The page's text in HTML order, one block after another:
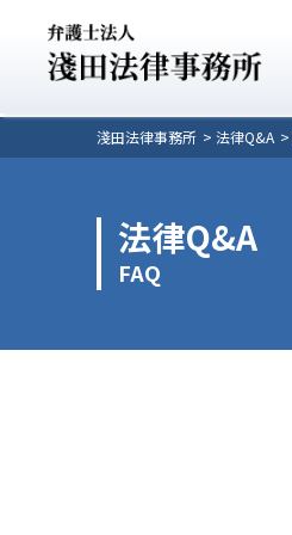
淺田法律事務所 法律Q&A
法律Q&A
FAQ